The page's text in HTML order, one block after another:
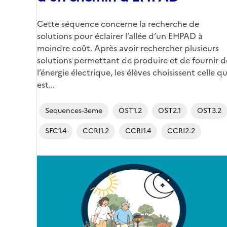
Corps
Cette séquence concerne la recherche de
solutions pour éclairer l’allée d’un EHPAD à
moindre coût. Après avoir rechercher plusieurs
solutions permettant de produire et de fournir
l’énergie électrique, les élèves choisissent celle
est...
Sequences-3eme OST1.2 OST2.1
OST3.2
SFC1.4
CCRI1.2 CCRI1.4 CCRI2.2